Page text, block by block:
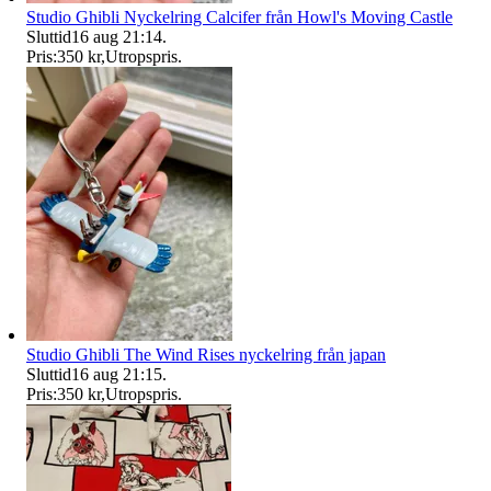
Studio Ghibli Nyckelring Calcifer från Howl's Moving Castle
Sluttid16 aug 21:14.
Pris:350 kr,Utropspris.
Studio Ghibli The Wind Rises nyckelring från japan
Sluttid16 aug 21:15.
Pris:350 kr,Utropspris.